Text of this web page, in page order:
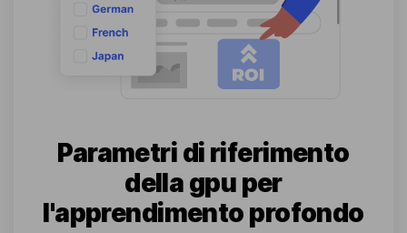
Parametri di riferimento
della gpu per
l'apprendimento profondo